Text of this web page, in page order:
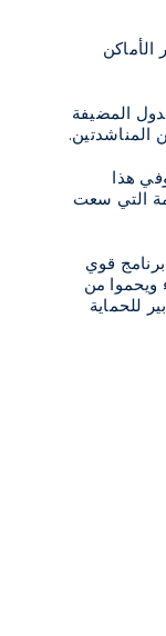
المضيفة
المناشدتين.
هذا
التي سعت
قوي
ويحموا من
للحماية